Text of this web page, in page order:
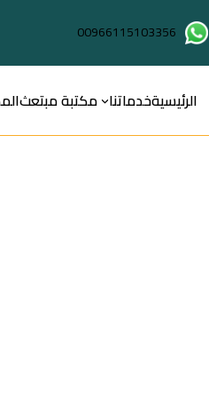
00966115103356
الرئيسيةخدماتنا مكتبة مبتعث